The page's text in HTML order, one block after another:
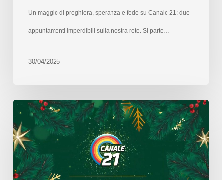
Un maggio di preghiera, speranza e fede su Canale 21: due
appuntamenti imperdibili sulla nostra rete. Si parte…
30/04/2025